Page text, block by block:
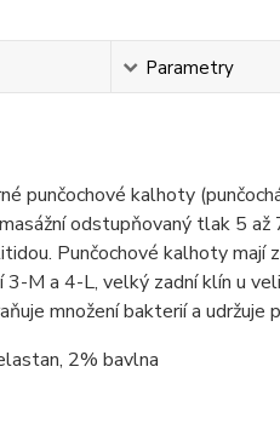
Parametry
punčochové kalhoty
odstupňovaný tlak 5
Punčochové kalhoty
M a 4-L, velký zadní klín u
množení bakterií a udržuje
2% bavlna